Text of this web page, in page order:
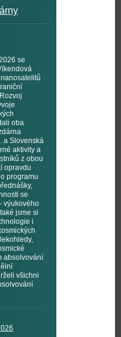
se
oba
a Slovenská
aktivity a
z obou
opravdu
programu
se
výukového
jsme si
i
absolvování
všichni